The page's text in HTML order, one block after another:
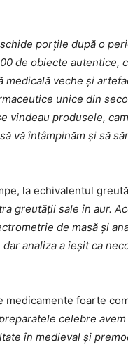
porțile după o
de obiecte
veche și
unice din
vindeau produsele,
vă întâmpinăm și să
la echivalentul
greutăţii sale în aur.
de masă şi
analiza a ieşit ca
foarte
celebre
în medieval şi